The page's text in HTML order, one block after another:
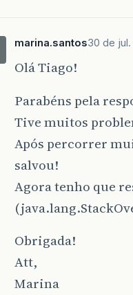
marina.santos30 de jul.
Olá Tiago!
Parabéns pela
Tive muitos
Após percorrer
salvou!
Agora tenho que
Obrigada!
Att,
Marina